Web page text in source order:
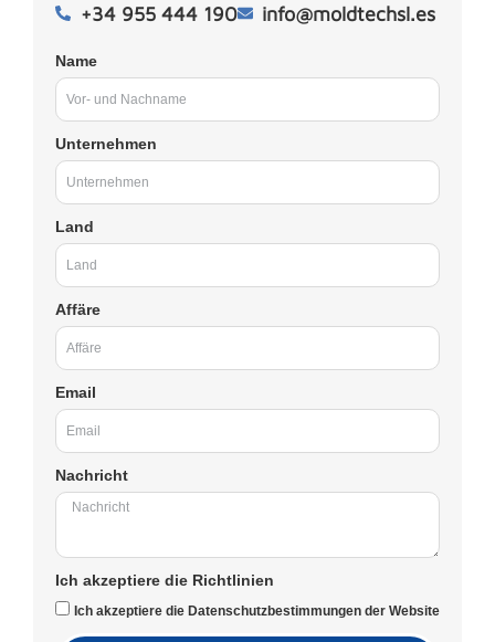
+34 955 444 190 info@moldtechsl.es
Name
Unternehmen
Land
Affäre
Email
Nachricht
Ich akzeptiere die Richtlinien
Ich akzeptiere die Datenschutzbestimmungen der Website